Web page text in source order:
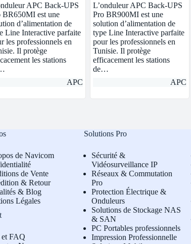
APC Back-UPS
BR650MI est une
d’alimentation de
Line Interactive parfaite
les professionnels en
Il protège
les stations
APC
L’onduleur APC Back-UPS
Pro BR900MI est une
solution d’alimentation de
type Line Interactive parfaite
pour les professionnels en
Tunisie. Il protège
efficacement les stations
de…
APC
de Navicom
de Vente
& Retour
& Blog
Légales
FAQ
Solutions Pro
Sécurité &
Vidéosurveillance IP
Réseaux & Commutation
Pro
Protection Électrique &
Onduleurs
Solutions de Stockage NAS
& SAN
PC Portables professionnels
Impression Professionnelle